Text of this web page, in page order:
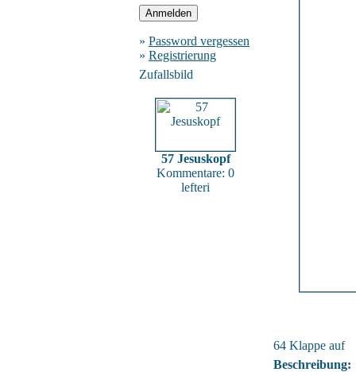
» Password vergessen
» Registrierung
Zufallsbild
57 Jesuskopf
Kommentare: 0
lefteri
64 Klappe auf
Beschreibung: